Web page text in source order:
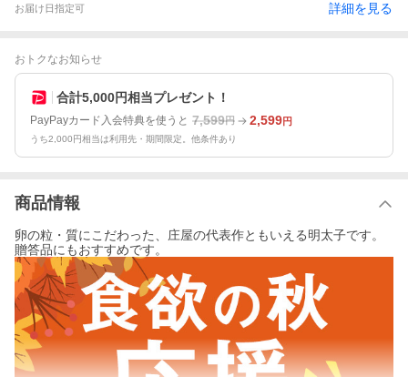
お届け日指定可 詳細を見る
おトクなお知らせ
合計5,000円相当プレゼント！
PayPayカード入会特典を使うと 7,599円 2,599円
うち2,000円相当は利用先・期間限定。他条件あり
商品情報
卵の粒・質にこだわった、庄屋の代表作ともいえる明太子です。
贈答品にもおすすめです。